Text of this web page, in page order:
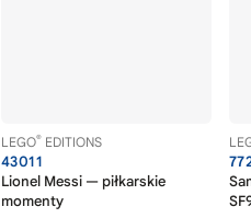
LEGO® EDITIONS
43011
Lionel Messi — piłkarskie
momenty